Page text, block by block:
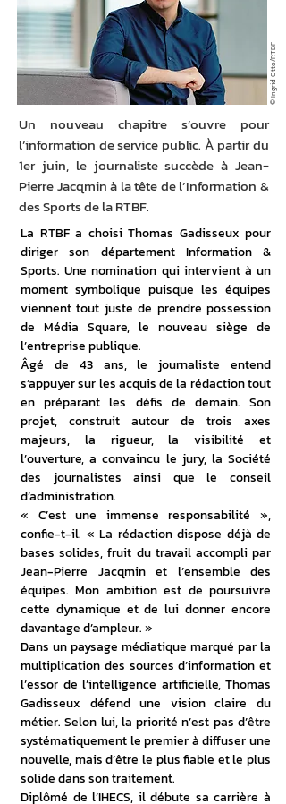
© Ingrid Otto/RTBF
La RTBF a choisi Thomas Gadisseux pour
diriger son département Information &
Sports. Une nomination qui intervient à un
moment symbolique puisque les équipes
viennent tout juste de prendre possession
de Média Square, le nouveau siège de
l’entreprise publique.
Âgé de 43 ans, le journaliste entend
s’appuyer sur les acquis de la rédaction tout
en préparant les défis de demain. Son
projet, construit autour de trois axes
majeurs, la rigueur, la visibilité et
l’ouverture, a convaincu le jury, la Société
des journalistes ainsi que le conseil
d’administration.
« C’est une immense responsabilité »,
confie-t-il. « La rédaction dispose déjà de
bases solides, fruit du travail accompli par
Jean-Pierre Jacqmin et l’ensemble des
équipes. Mon ambition est de poursuivre
cette dynamique et de lui donner encore
davantage d’ampleur. »
Dans un paysage médiatique marqué par la
multiplication des sources d’information et
l’essor de l’intelligence artificielle, Thomas
Gadisseux défend une vision claire du
métier. Selon lui, la priorité n’est pas d’être
systématiquement le premier à diffuser une
nouvelle, mais d’être le plus fiable et le plus
solide dans son traitement.
Diplômé de l’IHECS, il débute sa carrière à
Un nouveau chapitre s’ouvre pour
l’information de service public. À partir du
1er juin, le journaliste succède à Jean-
Pierre Jacqmin à la tête de l’Information &
des Sports de la RTBF.